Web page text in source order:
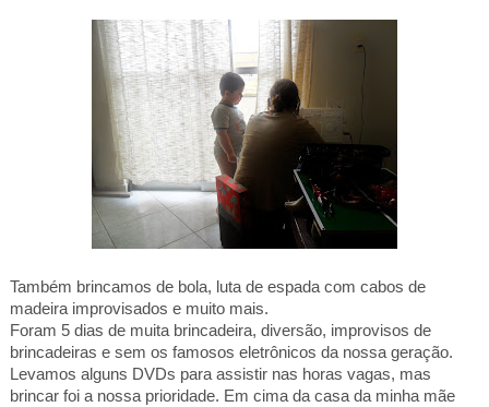
Também brincamos de bola, luta de espada com cabos de
madeira improvisados e muito mais.
Foram 5 dias de muita brincadeira, diversão, improvisos de
brincadeiras e sem os famosos eletrônicos da nossa geração.
Levamos alguns DVDs para assistir nas horas vagas, mas
brincar foi a nossa prioridade. Em cima da casa da minha mãe